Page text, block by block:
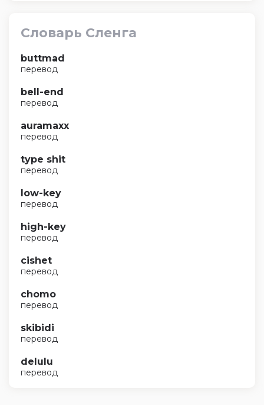
Словарь Сленга
buttmad
перевод
bell-end
перевод
auramaxx
перевод
type shit
перевод
low-key
перевод
high-key
перевод
cishet
перевод
chomo
перевод
skibidi
перевод
delulu
перевод